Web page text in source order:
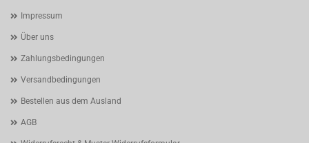
Impressum
Über uns
Zahlungsbedingungen
Versandbedingungen
Bestellen aus dem Ausland
AGB